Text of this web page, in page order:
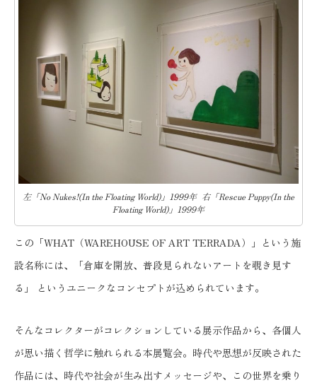
左「No Nukes!(In the Floating World)」1999年 右「Rescue Puppy(In the
Floating World)」1999年
この「WHAT（WAREHOUSE OF ART TERRADA）」という施
設名称には、「倉庫を開放、普段見られないアートを覗き見す
る」 というユニークなコンセプトが込められています。
そんなコレクターがコレクションしている展示作品から、各個人
が思い描く哲学に触れられる本展覧会。時代や思想が反映された
作品には、時代や社会が生み出すメッセージや、この世界を乗り